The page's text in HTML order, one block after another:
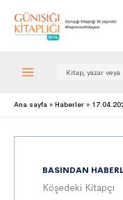
Search
Ana sayfa Haberler
BASINDAN
Köşedeki Kitapçı